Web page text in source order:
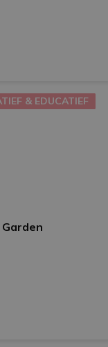
& EDUCATIEF
& EDUCATIEF